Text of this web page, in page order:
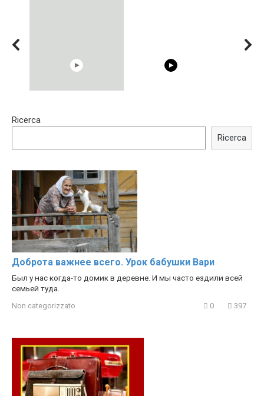
Trying BOLLYWOOD
Shocking illusion - Pretty
Ricerca
Ricerca
Доброта важнее всего. Урок бабушки Вари
Был у нас когда-то домик в деревне. И мы часто ездили всей
семьей туда.
Non categorizzato 0 397